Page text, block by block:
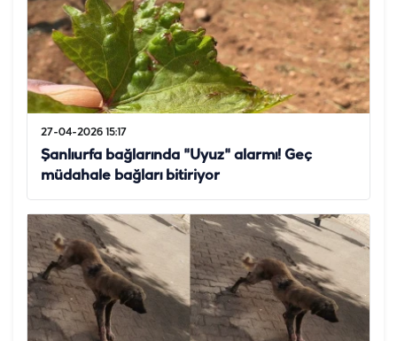
27-04-2026 15:17
Şanlıurfa bağlarında "Uyuz" alarmı! Geç
müdahale bağları bitiriyor